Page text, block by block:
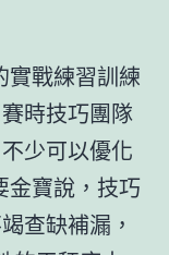
戰練習訓練
時技巧團隊
少可以優化
金寶說，技巧
查缺補漏，